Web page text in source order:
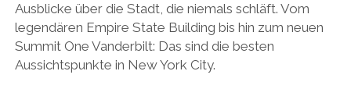
Ausblicke über die Stadt, die niemals schläft. Vom
legendären Empire State Building bis hin zum neuen
Summit One Vanderbilt: Das sind die besten
Aussichtspunkte in New York City.